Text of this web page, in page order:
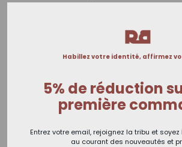
Habillez votre identité, affirmez
5% de réduction
première
Entrez votre email, rejoignez la tribu et
au courant des nouveautés et